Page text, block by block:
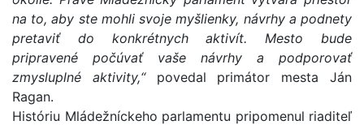
na to, aby ste mohli svoje myšlienky, návrhy a podnety
pretaviť do konkrétnych aktivít. Mesto bude
pripravené počúvať vaše návrhy a podporovať
zmysluplné aktivity,“povedal primátor mesta Ján
Ragan.
Históriu Mládežníckeho parlamentu pripomenul riaditeľ